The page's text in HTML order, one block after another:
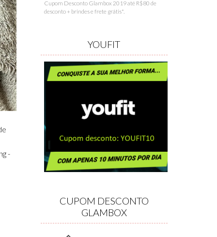
-
Cupom Desconto Glambox 2019 até R$80 de
desconto + brindes e frete grátis*.
YOUFIT
CUPOM DESCONTO
GLAMBOX